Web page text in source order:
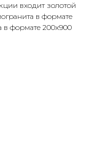
входит золотой
в формате
в формате 200x900